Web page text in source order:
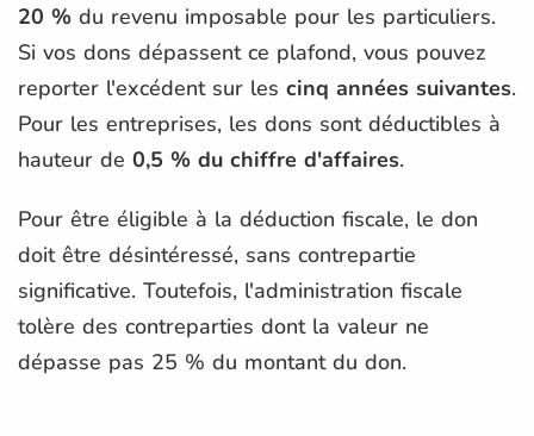
20 % du revenu imposable pour les particuliers.
Si vos dons dépassent ce plafond, vous pouvez
reporter l'excédent sur les cinq années suivantes.
Pour les entreprises, les dons sont déductibles à
hauteur de 0,5 % du chiffre d'affaires.
Pour être éligible à la déduction fiscale, le don
doit être désintéressé, sans contrepartie
significative. Toutefois, l'administration fiscale
tolère des contreparties dont la valeur ne
dépasse pas 25 % du montant du don.